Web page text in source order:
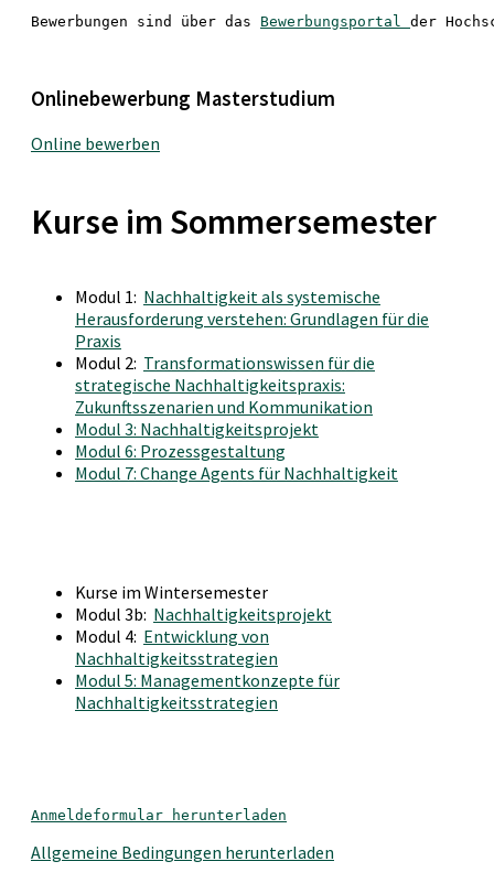
Bewerbungen sind über das Bewerbungsportal der
Onlinebewerbung Masterstudium
Online bewerben
Kurse im Sommersemester
Modul 1: Nachhaltigkeit als systemische
Herausforderung verstehen: Grundlagen für die
Praxis
Modul 2: Transformationswissen für die
strategische Nachhaltigkeitspraxis:
Zukunftsszenarien und Kommunikation
Modul 3: Nachhaltigkeitsprojekt
Modul 6: Prozessgestaltung
Modul 7: Change Agents für Nachhaltigkeit
Kurse im Wintersemester
Modul 3b: Nachhaltigkeitsprojekt
Modul 4: Entwicklung von
Nachhaltigkeitsstrategien
Modul 5: Managementkonzepte für
Nachhaltigkeitsstrategien
Anmeldeformular herunterladen
Allgemeine Bedingungen herunterladen